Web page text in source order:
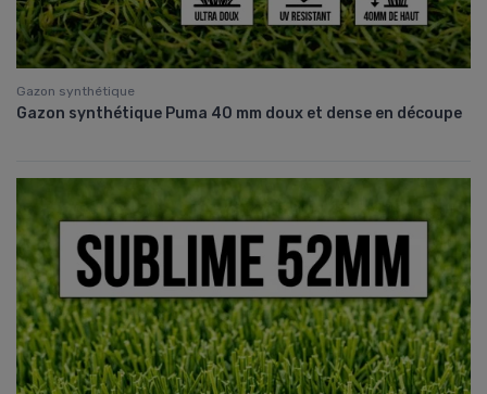
Gazon synthétique
Gazon synthétique Puma 40 mm doux et dense en découpe